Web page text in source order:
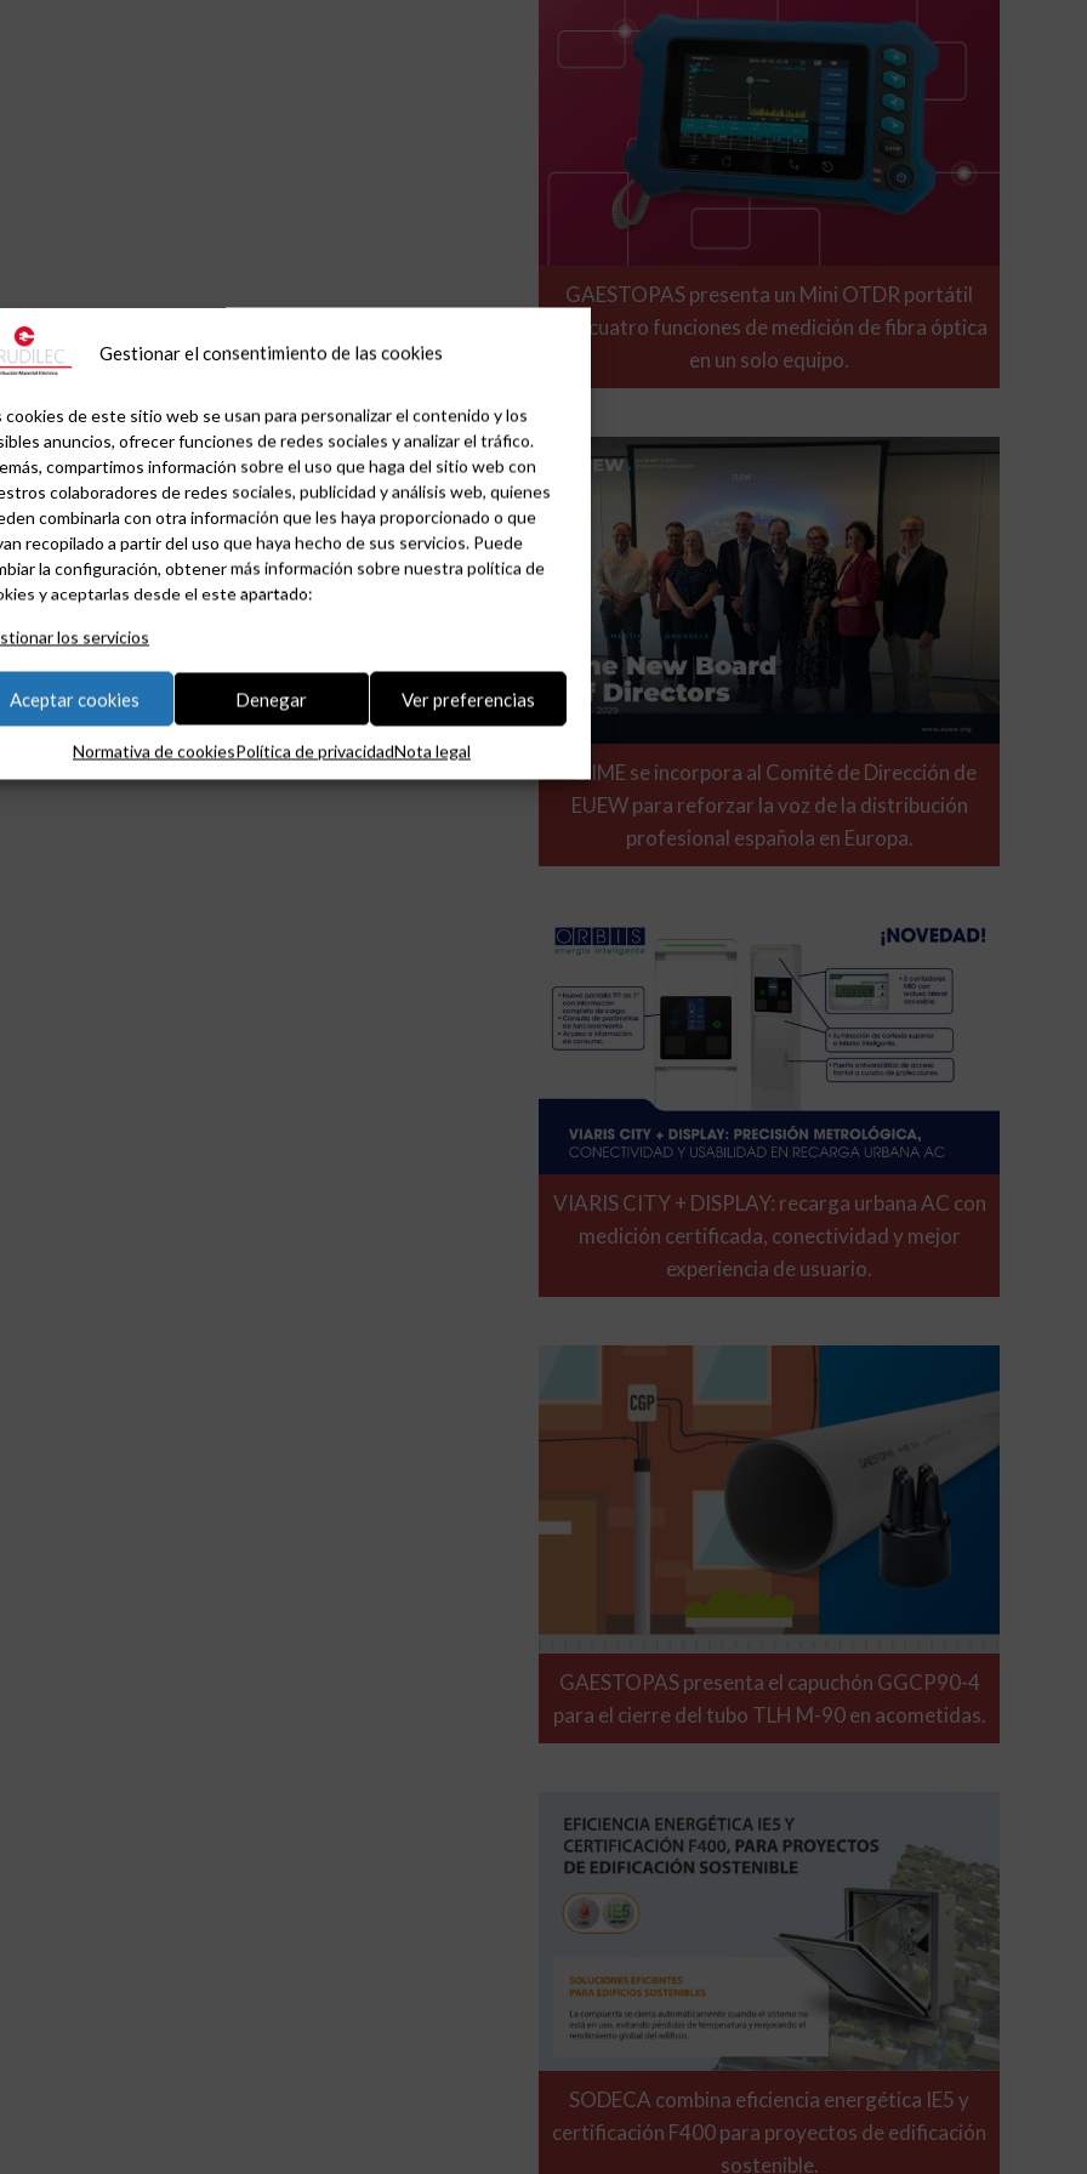
Gestionar el consentimiento de las cookies
cookies de este sitio web se usan para personalizar el contenido y los
anuncios, ofrecer funciones de redes sociales y analizar el tráfico.
compartimos información sobre el uso que haga del sitio web con
colaboradores de redes sociales, publicidad y análisis web, quienes
combinarla con otra información que les haya proporcionado o que
recopilado a partir del uso que haya hecho de sus servicios. Puede
la configuración, obtener más información sobre nuestra política de
y aceptarlas desde el este apartado:
los servicios
Aceptar cookies Denegar Ver preferencias
Normativa de cookiesPolítica de privacidadNota legal
GAESTOPAS presenta un Mini OTDR portátil
con cuatro funciones de medición de fibra óptica
en un solo equipo.
ADIME se incorpora al Comité de Dirección de
EUEW para reforzar la voz de la distribución
profesional española en Europa.
VIARIS CITY + DISPLAY: recarga urbana AC con
medición certificada, conectividad y mejor
experiencia de usuario.
GAESTOPAS presenta el capuchón GGCP90-4
para el cierre del tubo TLH M-90 en acometidas.
SODECA combina eficiencia energética IE5 y
certificación F400 para proyectos de edificación
sostenible.